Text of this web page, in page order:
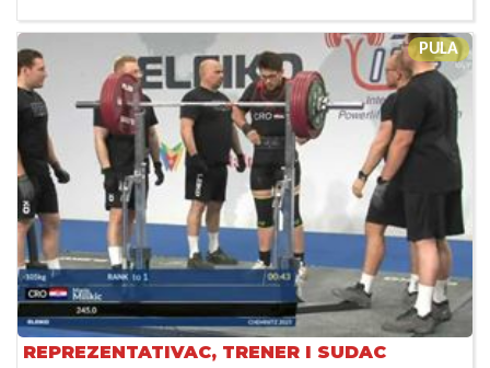
PULA
REPREZENTATIVAC, TRENER I SUDAC